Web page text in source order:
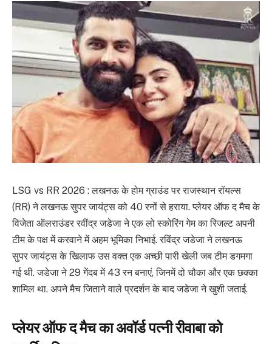
LSG vs RR 2026 : लखनऊ के होम ग्राउंड पर राजस्थान रॉयल्स
(RR) ने लखनऊ सुपर जायंट्स को 40 रनों से हराया. प्लेयर ऑफ द मैच के
विजेता ऑलराउंडर रवींद्र जडेजा ने एक लो स्कोरिंग गेम का रिजल्ट अपनी
टीम के पक्ष में करवाने में अहम भूमिका निभाई. रविंद्र जडेजा ने लखनऊ
सुपर जायंट्स के खिलाफ उस वक्त एक अच्छी पारी खेली जब टीम डगमगा
गई थी. जडेजा ने 29 गेंदब में 43 रन बनाएं, जिनमें दो चौका और एक छक्का
शामिल था. अपने मैच जिताने वाले प्रदर्शन के बाद जडेजा ने खुशी जताई.
प्लेयर ऑफ द मैच का अवॉर्ड पत्नी रीवाबा को